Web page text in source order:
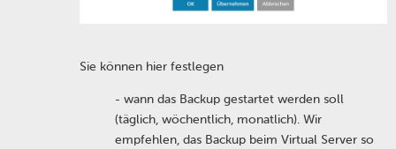
Sie können hier festlegen
- wann das Backup gestartet werden soll
(täglich, wöchentlich, monatlich). Wir
empfehlen, das Backup beim Virtual Server so